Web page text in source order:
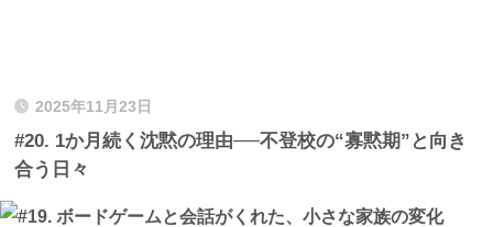
2025年11月23日
#20. 1か月続く沈黙の理由──不登校の“寡黙期”と向き
合う日々